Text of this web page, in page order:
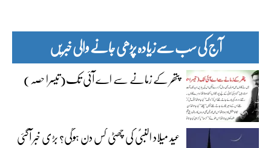
آج کی سب سے زیادہ پڑھی جانے والی خبریں
پتھر کے زمانے سے اے آئی تک(تیسرا حصہ)
عید میلاد النبیؐ کی چھٹی کس دن ہوگی؟ بڑی خبر آگئی